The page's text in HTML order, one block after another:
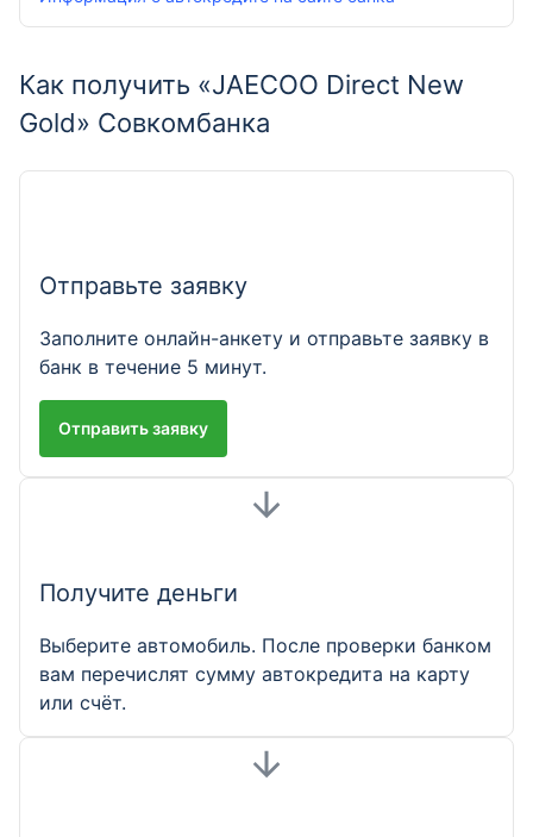
Как получить «JAECOO Direct New
Gold» Совкомбанка
Отправьте заявку
Заполните онлайн-анкету и отправьте заявку в
банк в течение 5 минут.
Отправить заявку
Получите деньги
Выберите автомобиль. После проверки банком
вам перечислят сумму автокредита на карту
или счёт.